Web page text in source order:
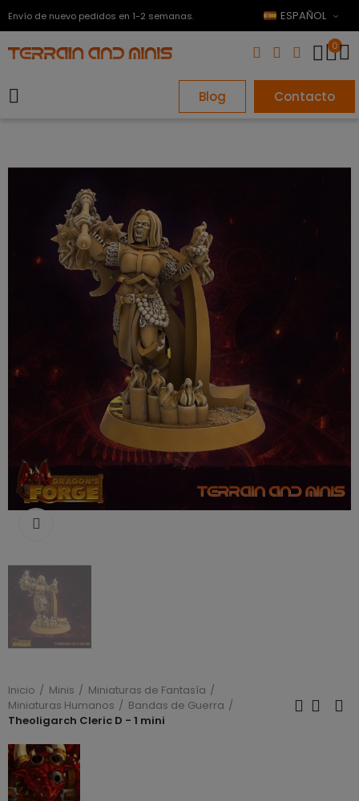
Envío de nuevo pedidos en 1-2 semanas. ESPAÑOL
0
Blog Contacto
Inicio Minis
Miniaturas de Fantasía
Miniaturas Humanos
Bandas de Guerra
Theoligarch Cleric D - 1 mini